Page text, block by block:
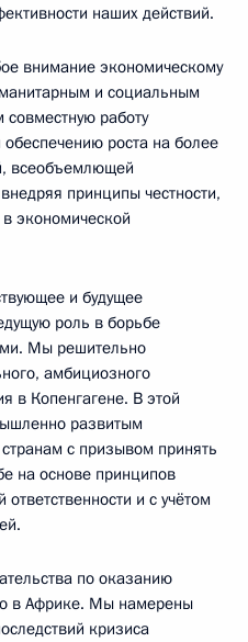
наших действий.
внимание экономическому
и социальным
работу
роста на более
всеобъемлющей
принципы честности,
в экономической
и будущее
роль в борьбе
Мы решительно
амбициозного
в Копенгагене. В этой
развитым
с призывом принять
на основе принципов
и с учётом
по оказанию
в Африке. Мы намерены
кризиса